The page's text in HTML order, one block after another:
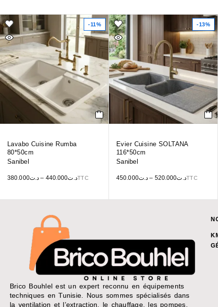
-11%
Lavabo Cuisine Rumba
80*50cm
Sanibel
د.ت380.000 – د.ت440.000 TTC
-13%
Evier Cuisine SOLTANA
116*50cm
Sanibel
د.ت450.000 – د.ت520.000 TTC
Brico Bouhlel est un expert reconnu en équipements
techniques en Tunisie. Nous sommes spécialisés dans
la ventilation et l’extraction, le chauffage, les pompes,